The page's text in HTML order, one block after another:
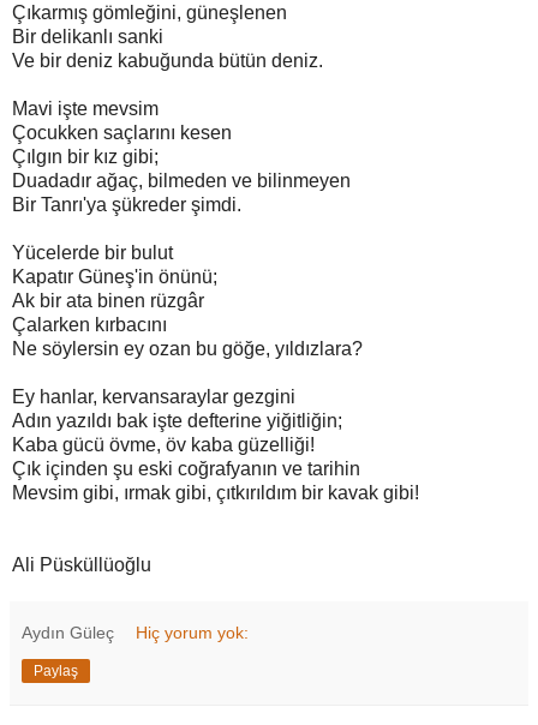
Çıkarmış gömleğini, güneşlenen
Bir delikanlı sanki
Ve bir deniz kabuğunda bütün deniz.
Mavi işte mevsim
Çocukken saçlarını kesen
Çılgın bir kız gibi;
Duadadır ağaç, bilmeden ve bilinmeyen
Bir Tanrı'ya şükreder şimdi.
Yücelerde bir bulut
Kapatır Güneş'in önünü;
Ak bir ata binen rüzgâr
Çalarken kırbacını
Ne söylersin ey ozan bu göğe, yıldızlara?
Ey hanlar, kervansaraylar gezgini
Adın yazıldı bak işte defterine yiğitliğin;
Kaba gücü övme, öv kaba güzelliği!
Çık içinden şu eski coğrafyanın ve tarihin
Mevsim gibi, ırmak gibi, çıtkırıldım bir kavak gibi!
Ali Püsküllüoğlu
Aydın Güleç Hiç yorum yok:
Paylaş